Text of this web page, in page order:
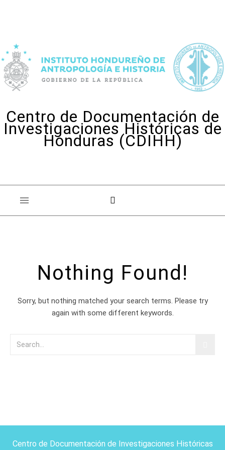
Centro de Documentación de
Investigaciones Históricas de
Honduras (CDIHH)
Nothing Found!
Sorry, but nothing matched your search terms. Please try
again with some different keywords.
Centro de Documentación de Investigaciones Históricas